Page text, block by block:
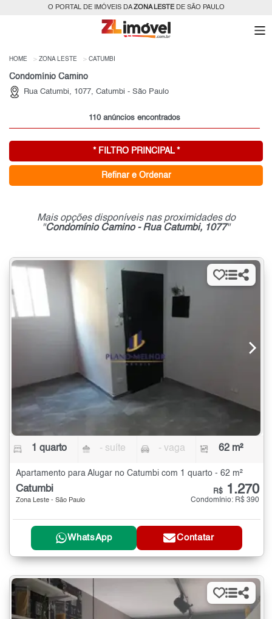
O PORTAL DE IMÓVEIS DAZONA LESTEDE SÃO PAULO
HOME ZONA LESTE CATUMBI
Condomínio Camino
Rua Catumbi, 1077, Catumbi - São Paulo
110 anúncios encontrados
* FILTRO PRINCIPAL *
Refinar e Ordenar
Mais opções disponíveis nas proximidades do
"Condomínio Camino - Rua Catumbi, 1077"
1 quarto - suíte - vaga 62 m²
Apartamento para Alugar no Catumbi com 1 quarto - 62 m²
Catumbi
Zona Leste - São Paulo
R$ 1.270
Condomínio: R$ 390
WhatsApp Contatar